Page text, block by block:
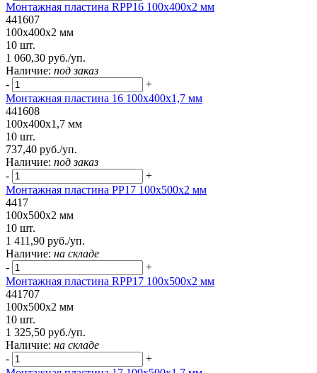
Монтажная пластина RPP16 100x400x2 мм
441607
100x400x2 мм
10 шт.
1 060,30 руб./уп.
Наличие: под заказ
-
+
Монтажная пластина 16 100x400x1,7 мм
441608
100x400x1,7 мм
10 шт.
737,40 руб./уп.
Наличие: под заказ
-
+
Монтажная пластина РР17 100x500x2 мм
4417
100x500x2 мм
10 шт.
1 411,90 руб./уп.
Наличие: на складе
-
+
Монтажная пластина RPP17 100x500x2 мм
441707
100x500x2 мм
10 шт.
1 325,50 руб./уп.
Наличие: на складе
-
+